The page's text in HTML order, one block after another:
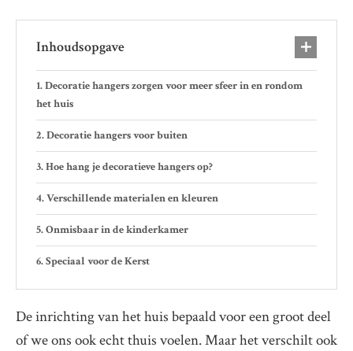
Inhoudsopgave
Decoratie hangers zorgen voor meer sfeer in en rondom
het huis
Decoratie hangers voor buiten
Hoe hang je decoratieve hangers op?
Verschillende materialen en kleuren
Onmisbaar in de kinderkamer
Speciaal voor de Kerst
De inrichting van het huis bepaald voor een groot deel
of we ons ook echt thuis voelen. Maar het verschilt ook